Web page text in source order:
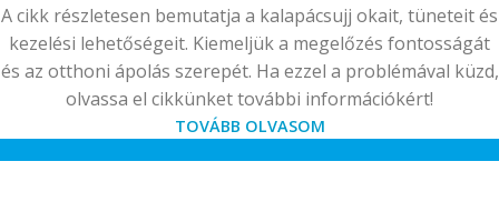
A cikk részletesen bemutatja a kalapácsujj okait, tüneteit és
kezelési lehetőségeit. Kiemeljük a megelőzés fontosságát
és az otthoni ápolás szerepét. Ha ezzel a problémával küzd,
olvassa el cikkünket további információkért!
TOVÁBB OLVASOM